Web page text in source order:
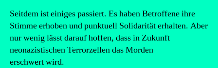
Seitdem ist einiges passiert. Es haben Betroffene ihre
Stimme erhoben und punktuell Solidarität erhalten. Aber
nur wenig lässt darauf hoffen, dass in Zukunft
neonazistischen Terrorzellen das Morden
erschwert wird.